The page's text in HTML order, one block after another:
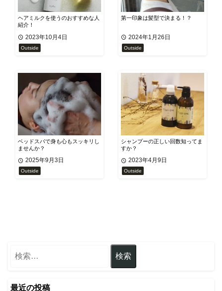
ヘアミルクを使うのおすすめな人
紹介！
2023年10月4日
Outside
第一印象は髪型で決まる！？
2024年1月26日
Outside
ベッドスパで身も心もスッキリし
ませんか？
2025年9月3日
Outside
シャンプーの正しい回数知ってま
すか？
2023年4月9日
Outside
最近の投稿